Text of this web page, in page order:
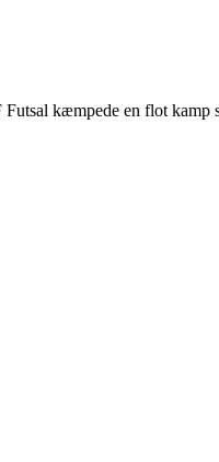
kæmpede en flot kamp